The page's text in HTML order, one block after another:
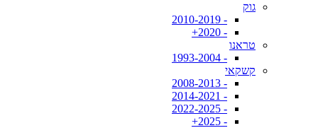
גוק
- 2010-2019
- 2020+
טראנו
- 1993-2004
קשקאי
- 2008-2013
- 2014-2021
- 2022-2025
- 2025+